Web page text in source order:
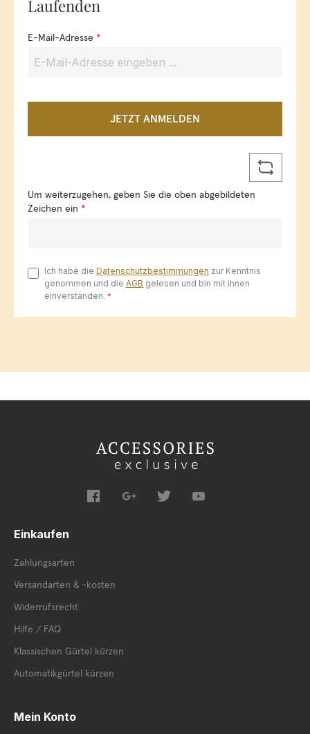
Laufenden
E-Mail-Adresse *
JETZT ANMELDEN
Um weiterzugehen, geben Sie die oben abgebildeten
Zeichen ein *
Ich habe die Datenschutzbestimmungen zur Kenntnis
genommen und die AGB gelesen und bin mit ihnen
einverstanden. *
Einkaufen
Zahlungsarten
Versandarten & -kosten
Widerrufsrecht
Hilfe / FAQ
Klassischen Gürtel kürzen
Automatikgürtel kürzen
Mein Konto